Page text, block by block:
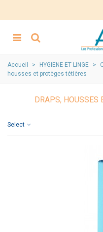
Accueil > HYGIENE ET LINGE >
housses et protèges tétières
DRAPS, HOUSSES
Select